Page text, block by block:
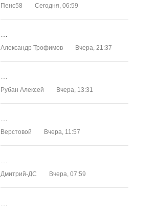
Пенс58 Сегодня, 06:59
Александр Трофимов Вчера, 21:37
Рубан Алексей Вчера, 13:31
Верстовой Вчера, 11:57
Дмитрий-ДС Вчера, 07:59